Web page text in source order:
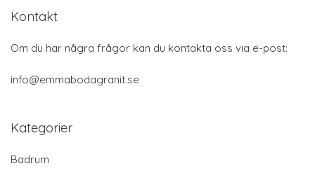
Kontakt
Om du har några frågor kan du kontakta oss via e-post:
info@emmabodagranit.se
Kategorier
Badrum